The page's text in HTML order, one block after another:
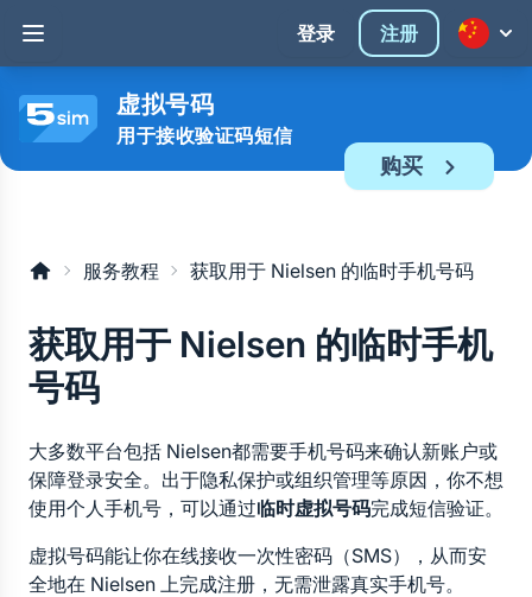
登录 注册
虚拟号码
用于接收验证码短信
购买
服务教程 获取用于 Nielsen 的临时手机号码
获取用于 Nielsen 的临时手机
号码
大多数平台包括 Nielsen都需要手机号码来确认新账户或
保障登录安全。出于隐私保护或组织管理等原因，你不想
使用个人手机号，可以通过临时虚拟号码完成短信验证。
虚拟号码能让你在线接收一次性密码（SMS），从而安
全地在 Nielsen 上完成注册，无需泄露真实手机号。